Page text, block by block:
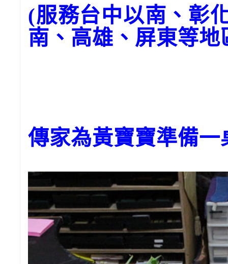
(服務台中以南、彰
南、高雄、屏東等地
傳家為黃寶寶準備